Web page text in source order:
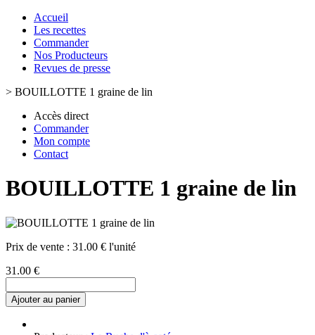
Accueil
Les recettes
Commander
Nos Producteurs
Revues de presse
> BOUILLOTTE 1 graine de lin
Accès direct
Commander
Mon compte
Contact
BOUILLOTTE 1 graine de lin
Prix de vente : 31.00 € l'unité
31.00 €
Ajouter au panier